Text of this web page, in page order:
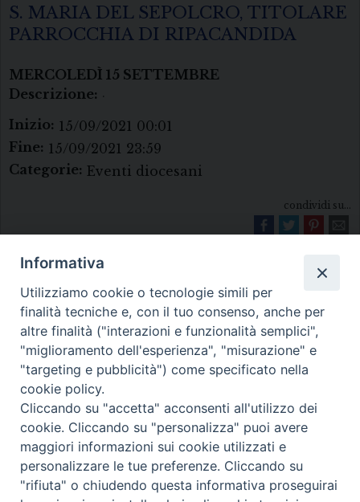
S. MARIA DEL SEPOLCRO, TITOLARE
PARROCCHIA DI RIPACANDIDA
MERCOLEDÌ 15 SETTEMBRE
Descrizione: .
Inizio: 15/09/2021 00:01
Fine: 15/09/2021 23:59
Categorie: Eventi diocesani
condividi su...
Diocesi di Melfi Rapolla Venosa
• Largo Duomo, 12 - 85025 MELFI (PZ) •
Tel. 0972238604
PEC ufficiale della Diocesi:
diocesi.melfi_rapolla_venosa@legalmail.it
Informativa
Utilizziamo cookie o tecnologie simili per
finalità tecniche e, con il tuo consenso, anche per
altre finalità ("interazioni e funzionalità semplici",
"miglioramento dell'esperienza", "misurazione" e
"targeting e pubblicità") come specificato nella
cookie policy.
Cliccando su "accetta" acconsenti all'utilizzo dei
cookie. Cliccando su "personalizza" puoi avere
maggiori informazioni sui cookie utilizzati e
personalizzare le tue preferenze. Cliccando su
"rifiuta" o chiudendo questa informativa proseguirai